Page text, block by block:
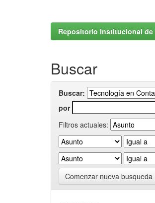
Repositorio Institucional de
Buscar
Buscar:
por
Filtros actuales:
Comenzar nueva busqueda